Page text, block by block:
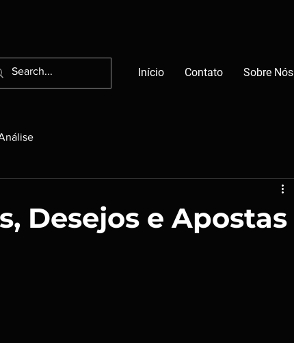
Início Contato Sobre Nós
Desejos e Apostas